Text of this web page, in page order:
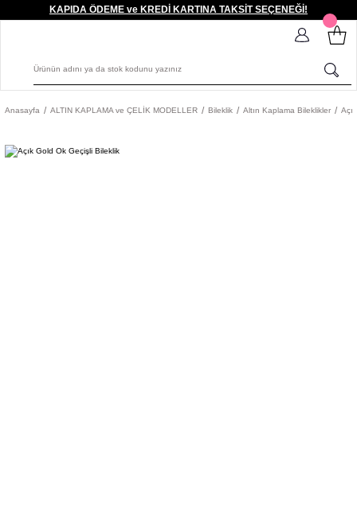
KAPIDA ÖDEME ve KREDİ KARTINA TAKSİT SEÇENEĞİ!
Anasayfa ALTIN KAPLAMA ve ÇELİK MODELLER Bileklik Altın Kaplama Bileklikler